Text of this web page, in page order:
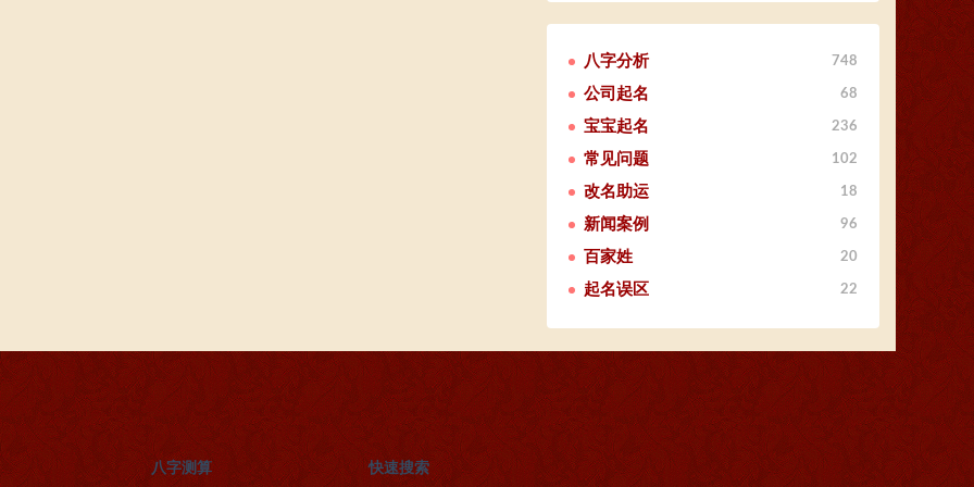
八字分析 748
公司起名 68
宝宝起名 236
常见问题 102
改名助运 18
新闻案例 96
百家姓 20
起名误区 22
八字测算 快速搜索